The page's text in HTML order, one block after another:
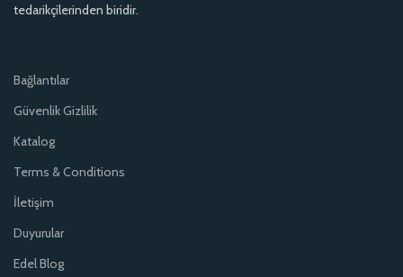
tedarikçilerinden biridir.
Bağlantılar
Güvenlik Gizlilik
Katalog
Terms & Conditions
İletişim
Duyurular
Edel Blog